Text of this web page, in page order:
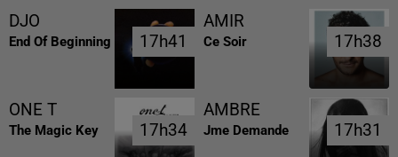
DJO
End Of Beginning 17h41
17h41
AMIR
Ce Soir 17h38
17h38
ONE T
The Magic Key 17h34
17h34
AMBRE
Jme Demande 17h31
17h31